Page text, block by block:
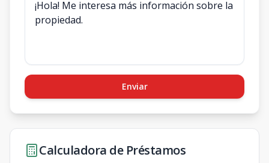
Enviar
Calculadora de Préstamos